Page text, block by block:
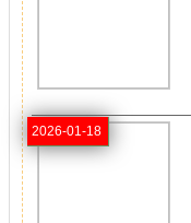
2026-01-18